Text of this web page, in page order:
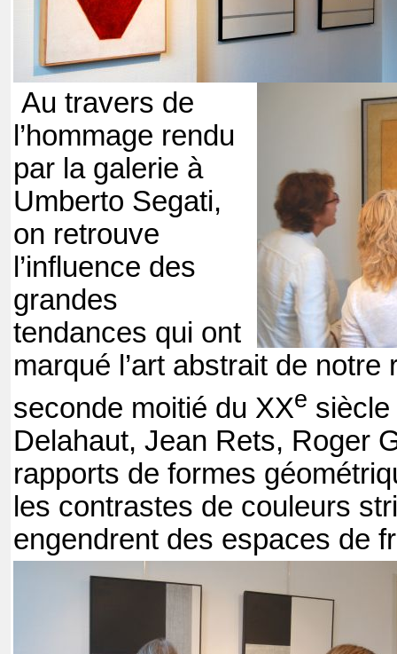
Au travers de
l’hommage rendu
par la galerie à
Umberto Segati,
on retrouve
l’influence des
grandes
tendances qui ont
marqué l’art abstrait de notre
seconde moitié du XXe
Delahaut, Jean Rets, Roger
rapports de formes
les contrastes de couleurs
engendrent des espaces de